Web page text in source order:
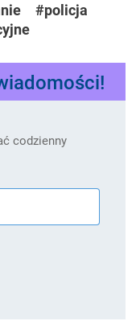
#policja
codzienny